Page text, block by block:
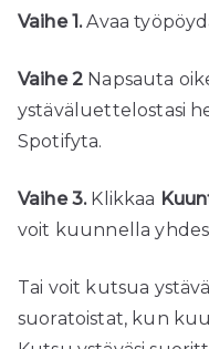
Vaihe 1.Avaa
Vaihe 2 Napsauta
ystäväluettelostasi
Spotifyta.
Vaihe 3.Klikkaa
voit kuunnella
Tai voit kutsua
suoratoistat, kun